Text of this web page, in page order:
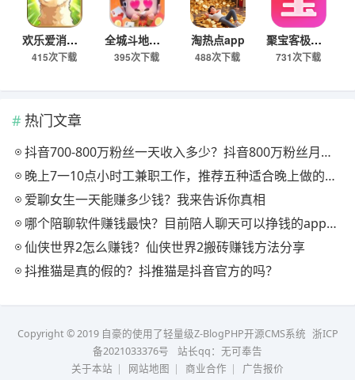
欢乐爱消消app
415次下载
全城斗地主app
395次下载
淘热点app
488次下载
聚宝客极速版
731次下载
热门文章
抖音700-800万粉丝一天收入多少？抖音800万粉丝月收入多少钱？
晚上7一10点小时工兼职工作，推荐五种适合晚上做的副业项目
爱聊女生一天能赚多少钱？我来告诉你真相
哪个陪聊软件赚钱最快？目前陪人聊天可以挣钱的app推荐
仙侠世界2怎么赚钱？仙侠世界2搬砖赚钱方法分享
抖推猫是真的假的？抖推猫是抖音官方的吗？
Copyright © 2019 自豪的使用了轻量级Z-BlogPHP开源CMS系统 浙ICP
备2021033376号
站长qq：无可奉告
关于本站 | 网站地图 | 商业合作 | 广告报价